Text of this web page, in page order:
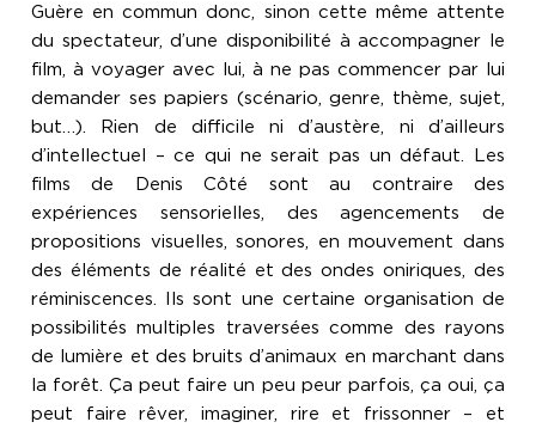
Guère en commun donc, sinon cette même attente
du spectateur, d’une disponibilité à accompagner le
film, à voyager avec lui, à ne pas commencer par lui
demander ses papiers (scénario, genre, thème, sujet,
but…). Rien de difficile ni d’austère, ni d’ailleurs
d’intellectuel – ce qui ne serait pas un défaut. Les
films de Denis Côté sont au contraire des
expériences sensorielles, des agencements de
propositions visuelles, sonores, en mouvement dans
des éléments de réalité et des ondes oniriques, des
réminiscences. Ils sont une certaine organisation de
possibilités multiples traversées comme des rayons
de lumière et des bruits d’animaux en marchant dans
la forêt. Ça peut faire un peu peur parfois, ça oui, ça
peut faire rêver, imaginer, rire et frissonner – et